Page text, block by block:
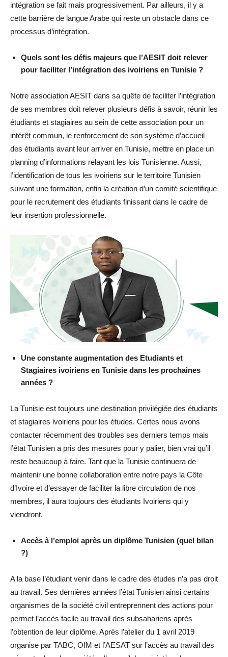
intégration se fait mais progressivement. Par ailleurs, il y a
cette barrière de langue Arabe qui reste un obstacle dans ce
processus d’intégration.
Quels sont les défis majeurs que l’AESIT doit relever
pour faciliter l’intégration des ivoiriens en Tunisie ?
Notre association AESIT dans sa quête de faciliter l’intégration
de ses membres doit relever plusieurs défis à savoir, réunir les
étudiants et stagiaires au sein de cette association pour un
intérêt commun, le renforcement de son système d’accueil
des étudiants avant leur arriver en Tunisie, mettre en place un
planning d’informations relayant les lois Tunisienne. Aussi,
l’identification de tous les ivoiriens sur le territoire Tunisien
suivant une formation, enfin la création d’un comité scientifique
pour le recrutement des étudiants finissant dans le cadre de
leur insertion professionnelle.
Une constante augmentation des Etudiants et
Stagiaires ivoiriens en Tunisie dans les prochaines
années ?
La Tunisie est toujours une destination privilégiée des étudiants
et stagiaires ivoiriens pour les études. Certes nous avons
contacter récemment des troubles ses derniers temps mais
l’état Tunisien a pris des mesures pour y palier, bien vrai qu’il
reste beaucoup à faire. Tant que la Tunisie continuera de
maintenir une bonne collaboration entre notre pays la Côte
d’Ivoire et d’essayer de faciliter la libre circulation de nos
membres, il aura toujours des étudiants Ivoiriens qui y
viendront.
Accès à l’emploi après un diplôme Tunisien (quel bilan
?)
A la base l’étudiant venir dans le cadre des études n’a pas droit
au travail. Ses dernières années l’état Tunisien ainsi certains
organismes de la société civil entreprennent des actions pour
permet l’accès facile au travail des subsahariens après
l’obtention de leur diplôme. Après l’atelier du 1 avril 2019
organise par TABC, OIM et l’AESAT sur l’accès au travail des